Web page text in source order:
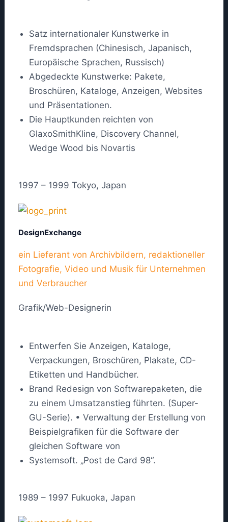
Satz internationaler Kunstwerke in
Fremdsprachen (Chinesisch, Japanisch,
Europäische Sprachen, Russisch)
Abgedeckte Kunstwerke: Pakete,
Broschüren, Kataloge, Anzeigen, Websites
und Präsentationen.
Die Hauptkunden reichten von
GlaxoSmithKline, Discovery Channel,
Wedge Wood bis Novartis
1997 – 1999 Tokyo, Japan
DesignExchange
ein Lieferant von Archivbildern, redaktioneller
Fotografie, Video und Musik für Unternehmen
und Verbraucher
Grafik/Web-Designerin
Entwerfen Sie Anzeigen, Kataloge,
Verpackungen, Broschüren, Plakate, CD-
Etiketten und Handbücher.
Brand Redesign von Softwarepaketen, die
zu einem Umsatzanstieg führten. (Super-
GU-Serie). • Verwaltung der Erstellung von
Beispielgrafiken für die Software der
gleichen Software von
Systemsoft. „Post de Card 98“.
1989 – 1997 Fukuoka, Japan